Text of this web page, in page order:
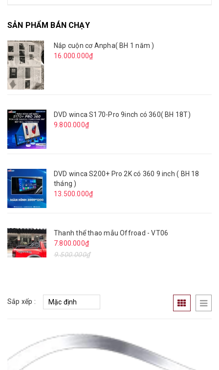
SẢN PHẨM BÁN CHẠY
Nắp cuộn cơ Anpha( BH 1 năm )
16.000.000₫
DVD winca S170-Pro 9inch có 360( BH 18T)
9.800.000₫
DVD winca S200+ Pro 2K có 360 9 inch ( BH 18
tháng )
13.500.000₫
Thanh thể thao mẫu Offroad - VT06
7.800.000₫
9.500.000₫
Sắp xếp :